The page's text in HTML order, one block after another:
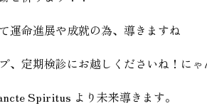
運命進展や成就の為、導きますね
、定期検診にお越しくださいね！にゃ
Spiritus より未来導きます。